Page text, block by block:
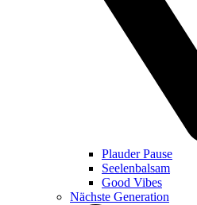
Plauder Pause
Seelenbalsam
Good Vibes
Nächste Generation